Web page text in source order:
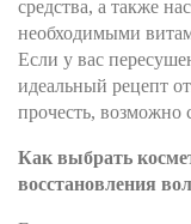
средства, а также
необходимыми
Если у вас
идеальный рецепт
прочесть, возможно
Как выбрать
восстановления